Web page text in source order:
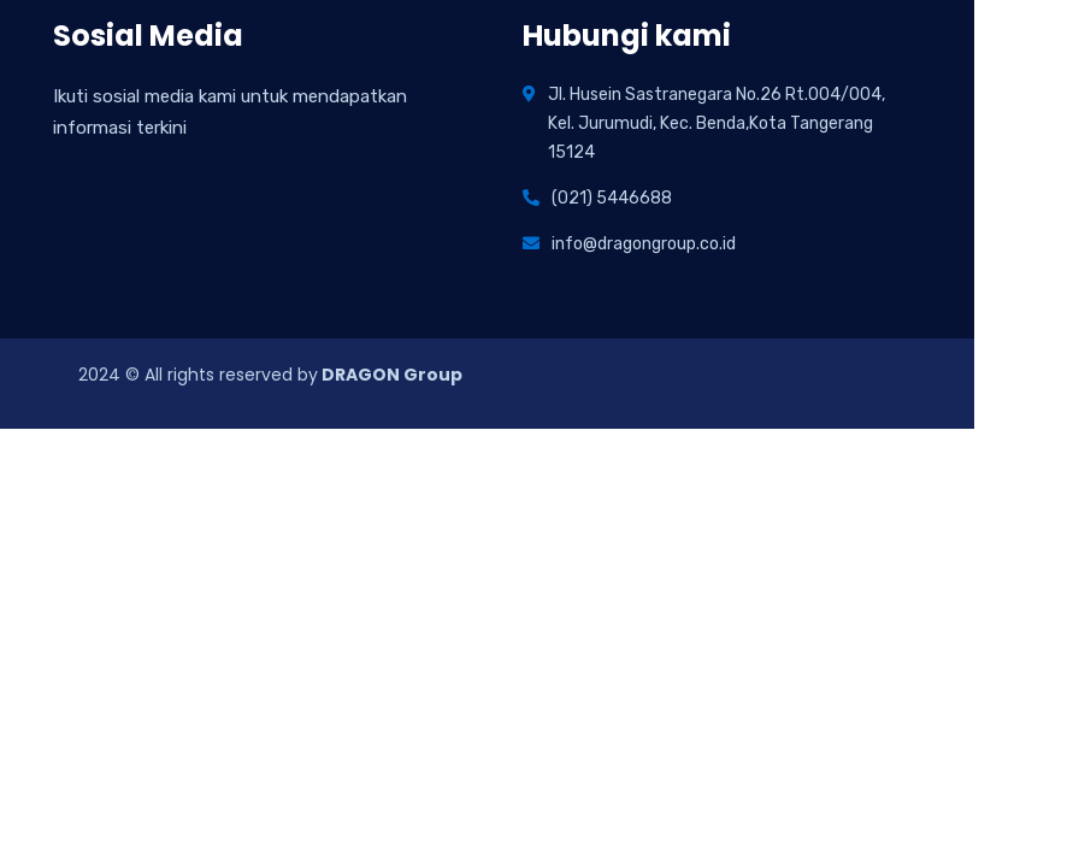
Sosial Media
Ikuti sosial media kami untuk mendapatkan
informasi terkini
Hubungi kami
Jl. Husein Sastranegara No.26 Rt.004/004,
Kel. Jurumudi, Kec. Benda,Kota Tangerang
15124
(021) 5446688
info@dragongroup.co.id
2024 © All rights reserved byDRAGON Group